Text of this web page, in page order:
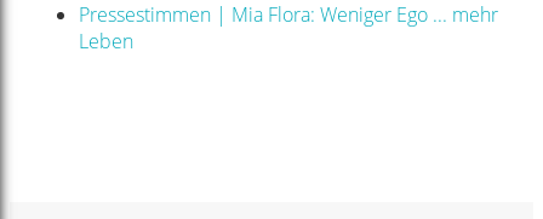
Pressestimmen | Mia Flora: Weniger Ego ... mehr
Leben